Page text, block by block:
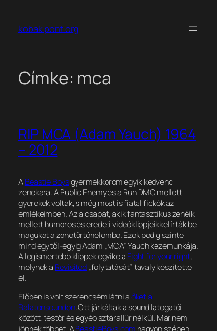
tartalomhoz
kobak pont org
Címke: mca
RIP MCA (Adam Yauch) 1964
– 2012
ABeastie Boysgyermekkorom egyik kedvenc
zenekara. A Public Enemy és a Run DMC mellett
gyerekek voltak, s még most is fiatal fickók az
emlékeimben. Az a csapat, akik fantasztikus zenéik
mellett humoros és eredeti videóklippjeikkel írták be
magukat a zenetörténelembe. Ezek pedig szinte
mind egytől-egyig Adam „MCA” Yauch kezemunkája.
A legismertebb klippek egyike a Fight for your right,
melynek a Revisited„folytatását” tavaly készítette
el.
Élőben is volt szerencsém látni aőket a
Balatonsoundon. Ott járkáltak a sound látogatói
között, testőr és egyéb sztárallür nélkül. Már nem
jönnek többet. ABeastieBoys.com nagyon szépen